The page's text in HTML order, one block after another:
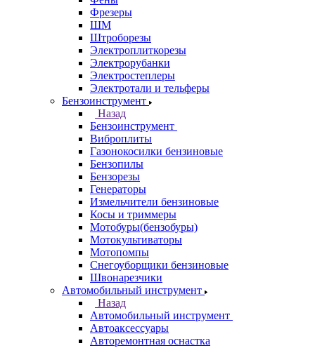
Фрезеры
ШМ
Штроборезы
Электроплиткорезы
Электрорубанки
Электростеплеры
Электротали и тельферы
Бензоинструмент
Назад
Бензоинструмент
Виброплиты
Газонокосилки бензиновые
Бензопилы
Бензорезы
Генераторы
Измельчители бензиновые
Косы и триммеры
Мотобуры(бензобуры)
Мотокультиваторы
Мотопомпы
Снегоуборщики бензиновые
Швонарезчики
Автомобильный инструмент
Назад
Автомобильный инструмент
Автоаксессуары
Авторемонтная оснастка